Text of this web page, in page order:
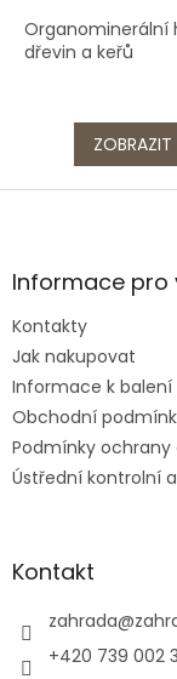
Organominerální
dřevin a keřů
Z
aInformace pro
Kontakty
Jak nakupovat
Informace k balení
Obchodní
Podmínky
Ústřední kontrolní
Kontakt
zahrada@
+420 739 002